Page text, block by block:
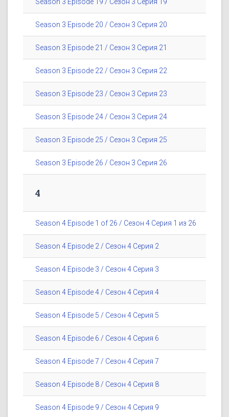
Season 3 Episode 19 / Сезон 3 Серия 19
Season 3 Episode 20 / Сезон 3 Серия 20
Season 3 Episode 21 / Сезон 3 Серия 21
Season 3 Episode 22 / Сезон 3 Серия 22
Season 3 Episode 23 / Сезон 3 Серия 23
Season 3 Episode 24 / Сезон 3 Серия 24
Season 3 Episode 25 / Сезон 3 Серия 25
Season 3 Episode 26 / Сезон 3 Серия 26
4
Season 4 Episode 1 of 26 / Сезон 4 Серия 1 из 26
Season 4 Episode 2 / Сезон 4 Серия 2
Season 4 Episode 3 / Сезон 4 Серия 3
Season 4 Episode 4 / Сезон 4 Серия 4
Season 4 Episode 5 / Сезон 4 Серия 5
Season 4 Episode 6 / Сезон 4 Серия 6
Season 4 Episode 7 / Сезон 4 Серия 7
Season 4 Episode 8 / Сезон 4 Серия 8
Season 4 Episode 9 / Сезон 4 Серия 9